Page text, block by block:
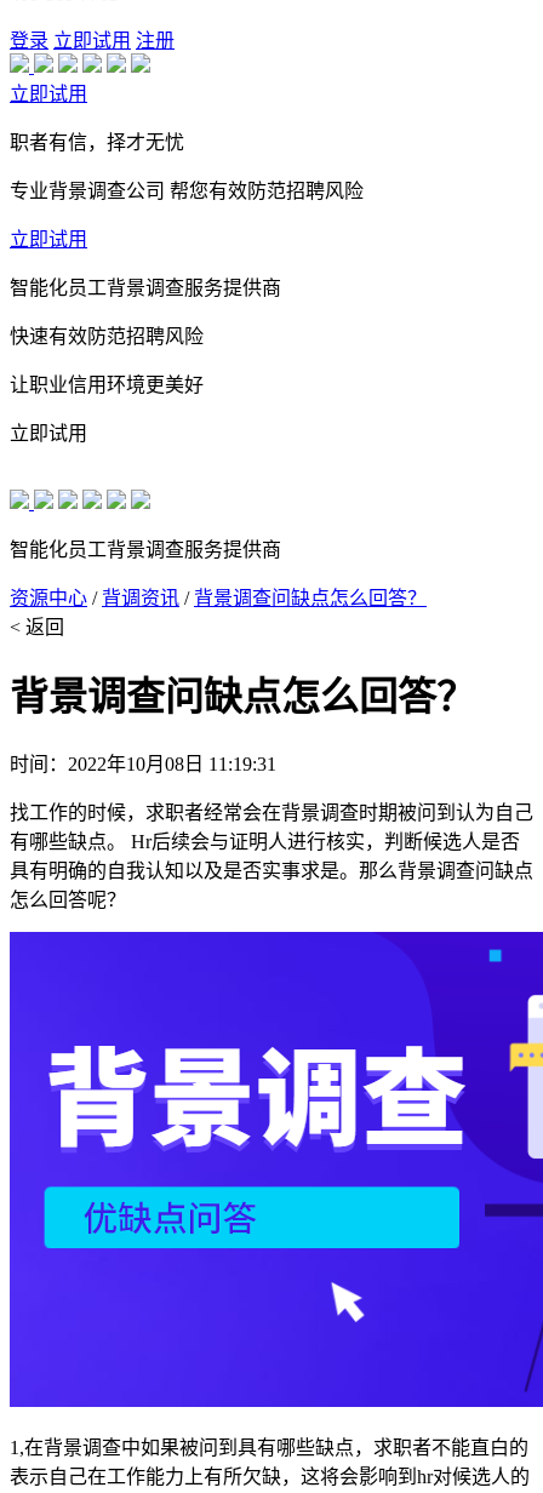
登录 立即试用 注册
立即试用
职者有信，择才无忧
专业背景调查公司 帮您有效防范招聘风险
立即试用
智能化员工背景调查服务提供商
快速有效防范招聘风险
让职业信用环境更美好
立即试用
智能化员工背景调查服务提供商
资源中心 / 背调资讯 / 背景调查问缺点怎么回答？
< 返回
背景调查问缺点怎么回答？
时间：2022年10月08日 11:19:31
找工作的时候，求职者经常会在背景调查时期被问到认为自己
有哪些缺点。 Hr后续会与证明人进行核实，判断候选人是否
具有明确的自我认知以及是否实事求是。那么背景调查问缺点
怎么回答呢？
1,在背景调查中如果被问到具有哪些缺点，求职者不能直白的
表示自己在工作能力上有所欠缺，这将会影响到hr对候选人的